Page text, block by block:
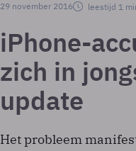
29 november 2016
leestijd 1
iPhone-
zich in
update
Het probleem